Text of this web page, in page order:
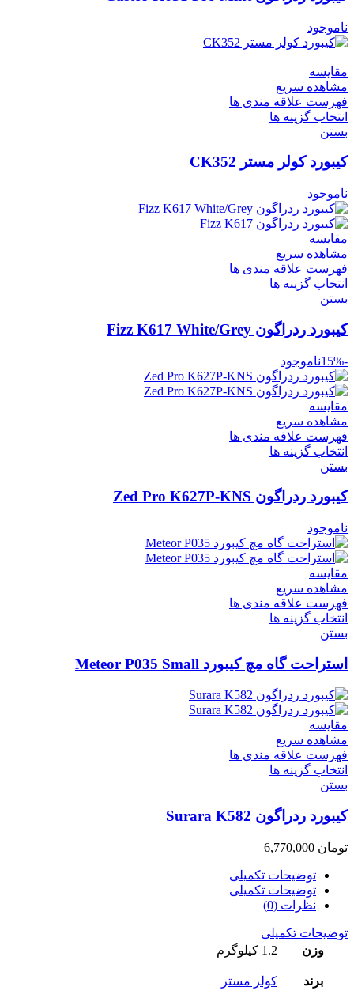
ناموجود
مقایسه
مشاهده سریع
فهرست علاقه مندی ها
انتخاب گزینه ها
بستن
کیبورد کولر مستر CK352
ناموجود
مقایسه
مشاهده سریع
فهرست علاقه مندی ها
انتخاب گزینه ها
بستن
کیبورد ردراگون Fizz K617 White/Grey
-15% ناموجود
مقایسه
مشاهده سریع
فهرست علاقه مندی ها
انتخاب گزینه ها
بستن
کیبورد ردراگون Zed Pro K627P-KNS
ناموجود
مقایسه
مشاهده سریع
فهرست علاقه مندی ها
انتخاب گزینه ها
بستن
استراحت گاه مچ کیبورد Meteor P035 Small
مقایسه
مشاهده سریع
فهرست علاقه مندی ها
انتخاب گزینه ها
بستن
کیبورد ردراگون Surara K582
تومان
توضیحات تکمیلی
توضیحات تکمیلی
نظرات (0)
توضیحات تکمیلی
وزن
1.2 کیلوگرم
برند کولر مستر